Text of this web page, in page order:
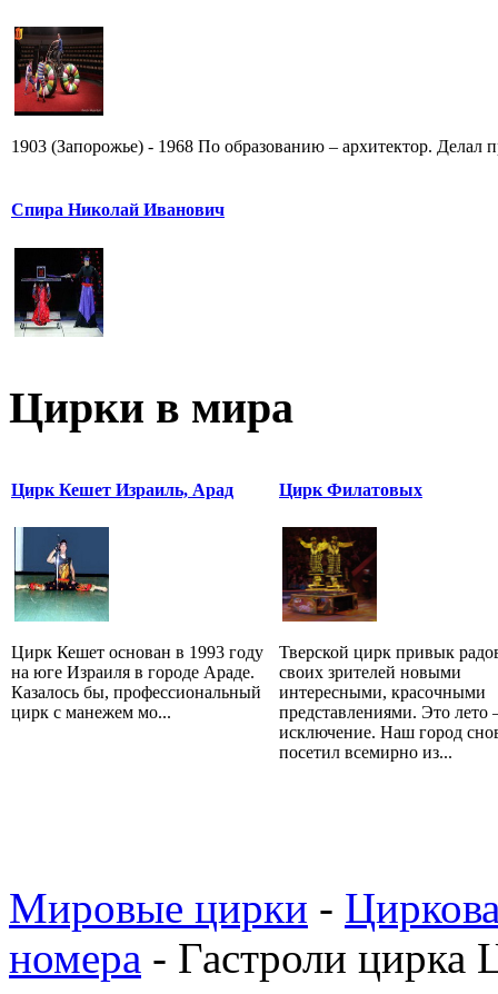
1903 (Запорожье) - 1968 По образованию – архитектор. Делал
Спира Николай Иванович
Цирки в мира
Цирк Кешет Израиль, Арад
Цирк Кешет основан в 1993 году
на юге Израиля в городе Араде.
Казалось бы, профессиональный
цирк с манежем мо...
Цирк Филатовых
Тверской цирк привык
своих зрителей новыми
интересными, красочными
представлениями. Это лето
исключение. Наш город
посетил всемирно из...
Мировые цирки -
номера - Гастроли цирка